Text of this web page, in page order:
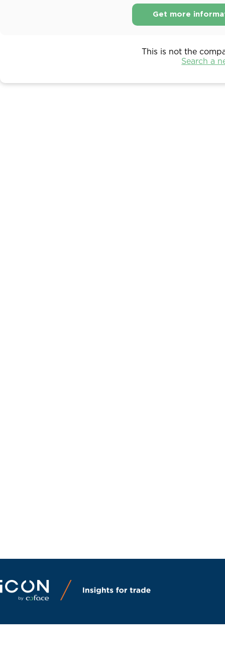
Get more
This is not the
Search a